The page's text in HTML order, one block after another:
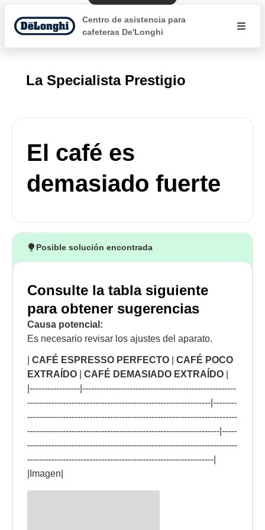
Centro de asistencia para
cafeteras De'Longhi
La Specialista Prestigio
El café es
demasiado fuerte
Posible solución encontrada
Consulte la tabla siguiente
para obtener sugerencias
Causa potencial:
Es necesario revisar los ajustes del aparato.
CAFÉ ESPRESSO PERFECTO
CAFÉ POCO
EXTRAÍDO
CAFÉ DEMASIADO EXTRAÍDO
|-----------------|----------------------------------------------------
--------------------------------------------------------------|--------
-----------------------------------------------------------------------
-----------------------------------------------------------------|-----
-----------------------------------------------------------------------
---------------------------------------------------------------|
|Imagen|